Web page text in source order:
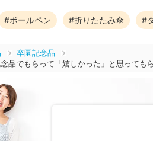
#ボールペン #折りたたみ傘 #
卒園記念品
念品でもらって「嬉しかった」と思って